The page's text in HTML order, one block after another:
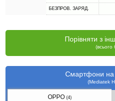
БЕЗПРОВ. ЗАРЯД.
Порівняти з
(всього
Смартфони на
(Mediatek
OPPO(4)